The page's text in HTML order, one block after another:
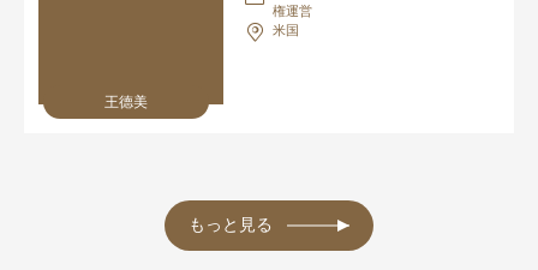
王德美
権運営
米国
もっと見る